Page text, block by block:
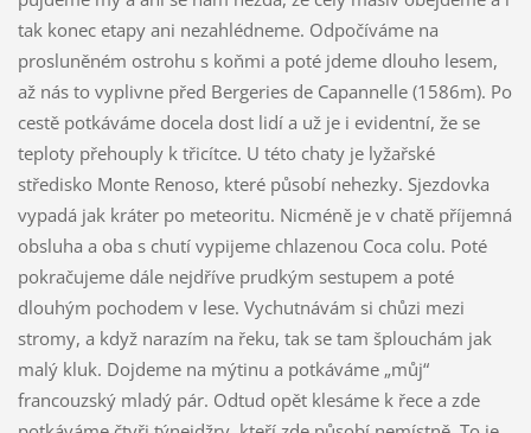
tak konec etapy ani nezahlédneme. Odpočíváme na
prosluněném ostrohu s koňmi a poté jdeme dlouho lesem,
až nás to vyplivne před Bergeries de Capannelle (1586m). Po
cestě potkáváme docela dost lidí a už je i evidentní, že se
teploty přehouply k třicítce. U této chaty je lyžařské
středisko Monte Renoso, které působí nehezky. Sjezdovka
vypadá jak kráter po meteoritu. Nicméně je v chatě příjemná
obsluha a oba s chutí vypijeme chlazenou Coca colu. Poté
pokračujeme dále nejdříve prudkým sestupem a poté
dlouhým pochodem v lese. Vychutnávám si chůzi mezi
stromy, a když narazím na řeku, tak se tam šplouchám jak
malý kluk. Dojdeme na mýtinu a potkáváme „můj“
francouzský mladý pár. Odtud opět klesáme k řece a zde